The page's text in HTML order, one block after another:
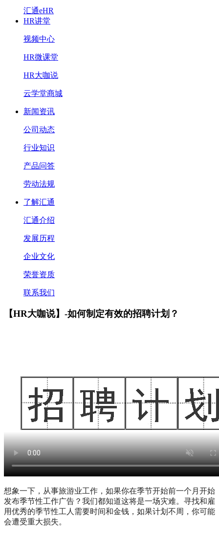
汇通eHR
HR讲堂
视频中心
HR微课堂
HR大咖说
云学堂商城
新闻资讯
公司动态
行业知识
产品问答
劳动法规
了解汇通
汇通介绍
发展历程
企业文化
荣誉资质
联系我们
【HR大咖说】-如何制定有效的招聘计划？
想象一下，从事旅游业工作，如果你在季节开始前一个月开始
发布季节性工作广告？我们都知道这将是一场灾难。寻找和雇
用优秀的季节性工人需要时间和金钱，如果计划不周，你可能
会遭受重大损失。